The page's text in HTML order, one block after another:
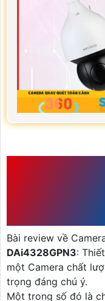
Bài review về
DAi4328GPN3:
một Camera chất
trọng đáng chú ý.
Một trong số đó là